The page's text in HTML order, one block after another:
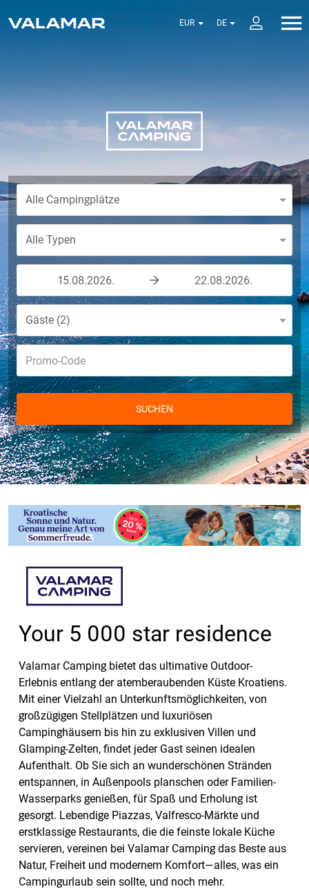
Gäste 2
SUCHEN
Your 5 000 star residence
Valamar Camping bietet das ultimative Outdoor-
Erlebnis entlang der atemberaubenden Küste Kroatiens.
Mit einer Vielzahl an Unterkunftsmöglichkeiten, von
großzügigen Stellplätzen und luxuriösen
Campinghäusern bis hin zu exklusiven Villen und
Glamping-Zelten, findet jeder Gast seinen idealen
Aufenthalt. Ob Sie sich an wunderschönen Stränden
entspannen, in Außenpools planschen oder Familien-
Wasserparks genießen, für Spaß und Erholung ist
gesorgt. Lebendige Piazzas, Valfresco-Märkte und
erstklassige Restaurants, die die feinste lokale Küche
servieren, vereinen bei Valamar Camping das Beste aus
Natur, Freiheit und modernem Komfort—alles, was ein
Campingurlaub sein sollte, und noch mehr.